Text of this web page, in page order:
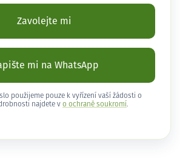
Zavolejte mi
mi na WhatsApp
použijeme pouze k vyřízení vaší žádosti o
najdete v o ochraně soukromí .